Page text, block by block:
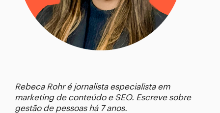
Rebeca Rohr é jornalista especialista em
marketing de conteúdo e SEO. Escreve sobre
gestão de pessoas há 7 anos.